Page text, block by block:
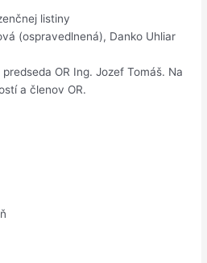
listiny
(ospravedlnená), Danko Uhliar
OR Ing. Jozef Tomáš. Na
a členov OR.